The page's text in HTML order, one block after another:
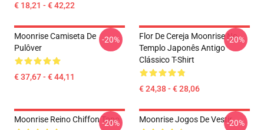
€ 18,21 - € 42,22
Moonrise Camiseta De
Pulôver
€ 37,67 - € 44,11
-20%
Flor De Cereja Moonrise No
Templo Japonês Antigo
Clássico T-Shirt
€ 24,38 - € 28,06
-20%
Moonrise Reino Chiffon Topo
-20% Moonrise Jogos De Vestir-20%